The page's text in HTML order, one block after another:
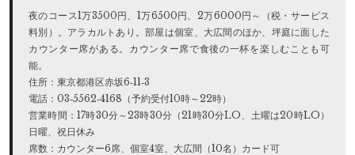
夜のコース1万3500円、1万6500円、2万6000円～（税・サービス
料別）。アラカルトあり。部屋は個室、大広間のほか、坪庭に面した
カウンター席がある。カウンター席で食後の一杯を楽しむことも可
能。
住所：東京都港区赤坂6‐11‐3
電話：03‐5562‐4168（予約受付10時～22時）
営業時間：17時30分～23時30分（21時30分LO、土曜は20時LO）
日曜、祝日休み
席数：カウンター6席、個室4室、大広間（10名）カード可